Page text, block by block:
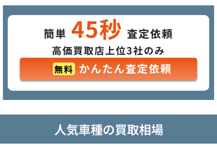
簡単 45秒 査定依頼
高価買取店上位3社のみ
無料 かんたん査定依頼
人気車種の買取相場